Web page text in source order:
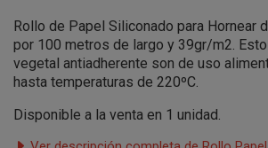
Rollo de Papel Siliconado para Hornear
por 100 metros de largo y 39gr/m2.
vegetal antiadherente son de uso
hasta temperaturas de 220ºC.
Disponible a la venta en 1 unidad.